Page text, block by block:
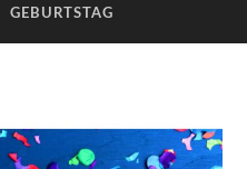
GEBURTSTAG